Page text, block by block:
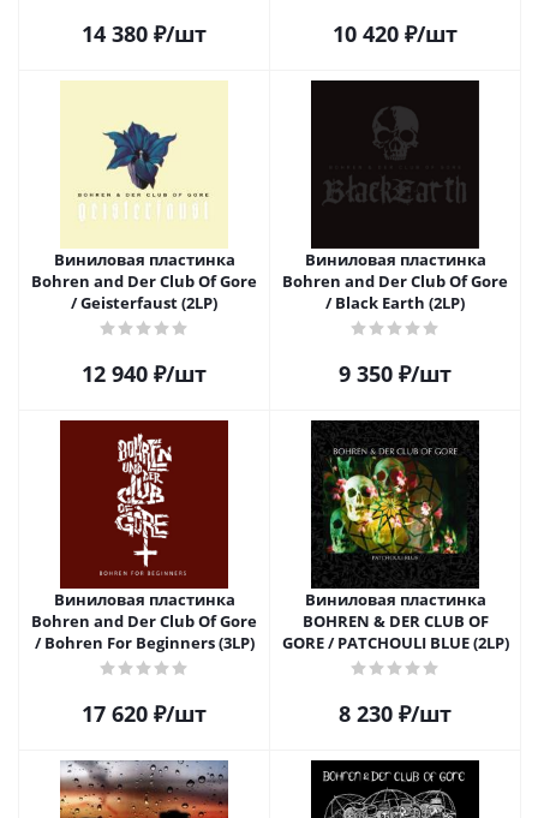
14 380 ₽/шт 10 420 ₽/шт
Виниловая пластинка
Bohren and Der Club Of Gore
/ Geisterfaust (2LP)
12 940 ₽/шт
Виниловая пластинка
Bohren and Der Club Of Gore
/ Black Earth (2LP)
9 350 ₽/шт
Виниловая пластинка
Bohren and Der Club Of Gore
/ Bohren For Beginners (3LP)
17 620 ₽/шт
Виниловая пластинка
BOHREN & DER CLUB OF
GORE / PATCHOULI BLUE (2LP)
8 230 ₽/шт